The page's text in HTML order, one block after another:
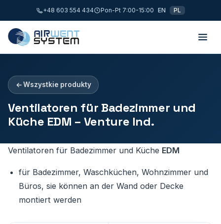
+48 603 554 434 Pon-Pt 7:00-15:00 EN PL
Wszystkie produkty
Ventilatoren für Badezimmer und
Küche EDM – Venture Ind.
Ventilatoren für Badezimmer und Küche EDM
für Badezimmer, Waschküchen, Wohnzimmer und
Büros, sie können an der Wand oder Decke
montiert werden